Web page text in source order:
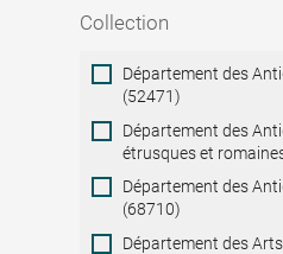
Collection
Collection
Département des
(52471)
Département des
étrusques et
Département des
(68710)
Département des